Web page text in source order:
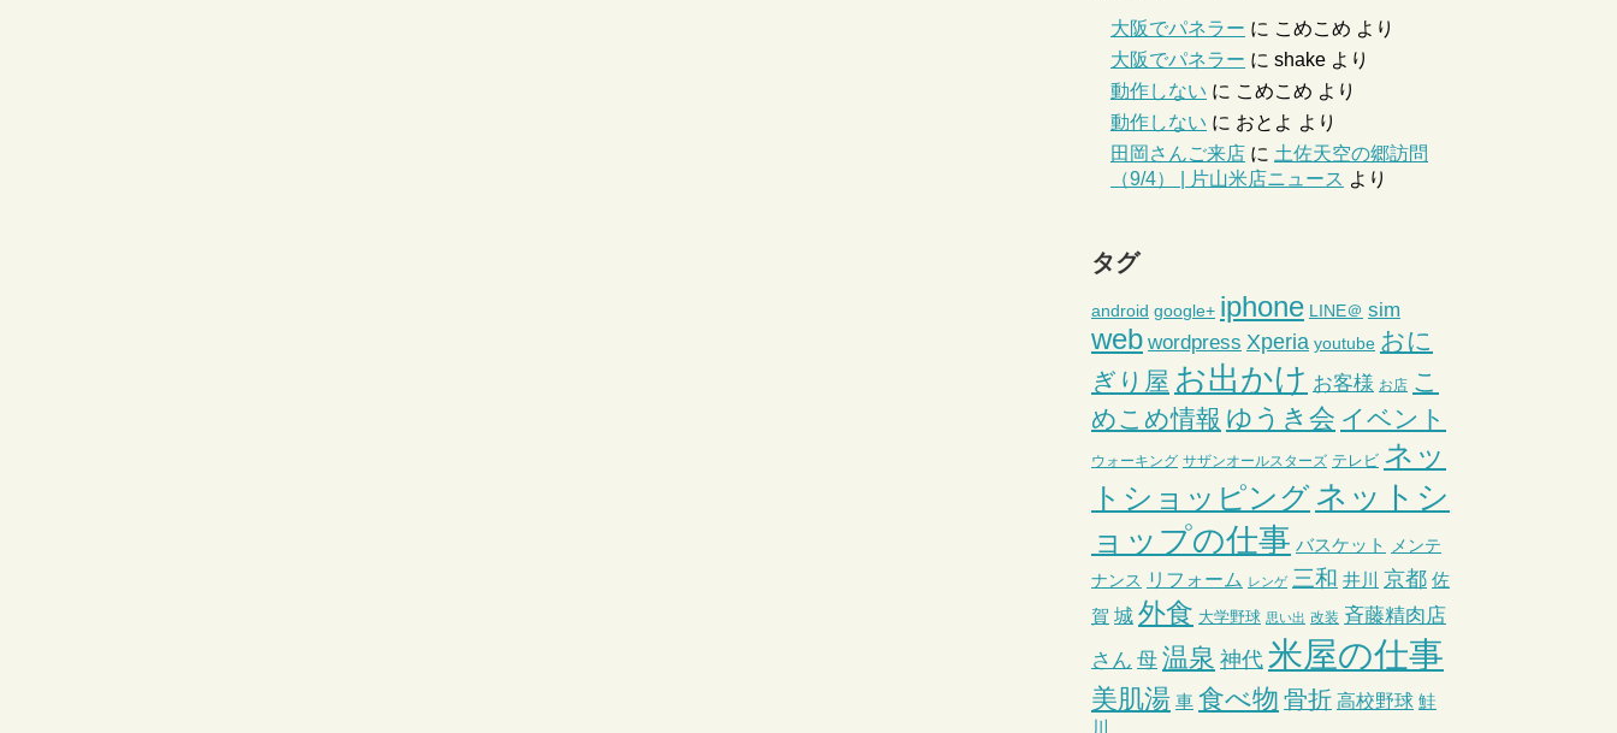
大阪でパネラー に こめこめ より
大阪でパネラー に shake より
動作しない に こめこめ より
動作しない に おとよ より
田岡さんご来店 に 土佐天空の郷訪問
（9/4） | 片山米店ニュース より
タグ
android google+ iphone LINE＠ sim
web wordpress Xperia youtube おに
ぎり屋 お出かけ お客様 お店 こ
めこめ情報 ゆうき会 イベント
ウォーキング サザンオールスターズ テレビ ネッ
トショッピングネットシ
ョップの仕事 バスケット
メンテ
ナンス リフォーム レンゲ 三和 井川 京都 佐
賀 城 外食 大学野球 思い出 改装 斉藤精肉店
さん 母 温泉 神代 米屋の仕事
美肌湯 車 食べ物 骨折 高校野球 鮭
川